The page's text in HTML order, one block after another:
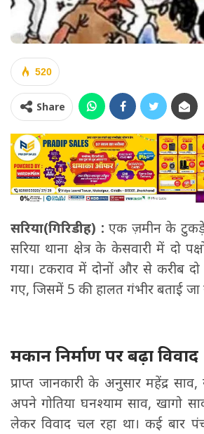
520
Share
सरिया(गिरिडीह) :एक ज़मीन के टुकड़े
सरिया थाना क्षेत्र के केसवारी में दो
गया। टकराव में दोनों और से करीब दो
गए, जिसमें 5 की हालत गंभीर बताई जा
मकान निर्माण पर बढ़ा विवाद
प्राप्त जानकारी के अनुसार महेंद्र
अपने गोतिया घनश्याम साव, खागो
लेकर विवाद चल रहा था। कई बार